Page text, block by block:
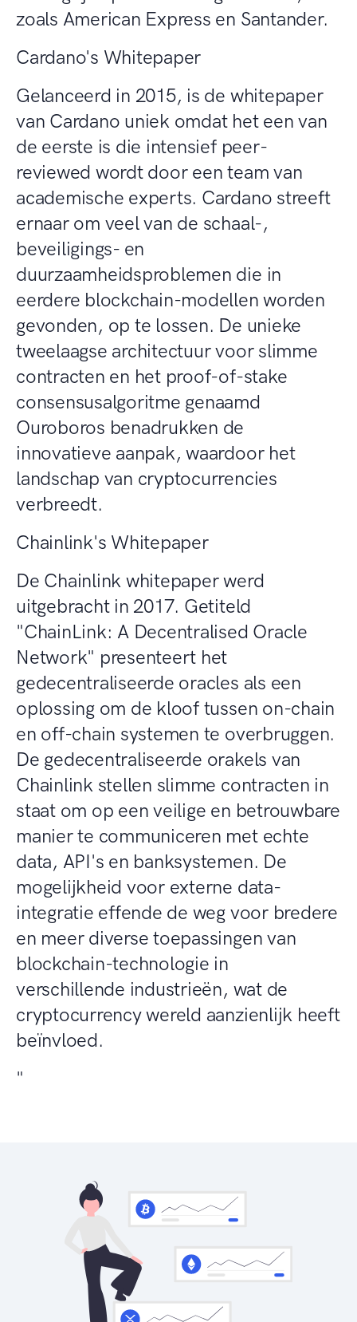
zoals American Express en Santander.
Cardano's Whitepaper
Gelanceerd in 2015, is de whitepaper
van Cardano uniek omdat het een van
de eerste is die intensief peer-
reviewed wordt door een team van
academische experts. Cardano streeft
ernaar om veel van de schaal-,
beveiligings- en
duurzaamheidsproblemen die in
eerdere blockchain-modellen worden
gevonden, op te lossen. De unieke
tweelaagse architectuur voor slimme
contracten en het proof-of-stake
consensusalgoritme genaamd
Ouroboros benadrukken de
innovatieve aanpak, waardoor het
landschap van cryptocurrencies
verbreedt.
Chainlink's Whitepaper
De Chainlink whitepaper werd
uitgebracht in 2017. Getiteld
"ChainLink: A Decentralised Oracle
Network" presenteert het
gedecentraliseerde oracles als een
oplossing om de kloof tussen on-chain
en off-chain systemen te overbruggen.
De gedecentraliseerde orakels van
Chainlink stellen slimme contracten in
staat om op een veilige en betrouwbare
manier te communiceren met echte
data, API's en banksystemen. De
mogelijkheid voor externe data-
integratie effende de weg voor bredere
en meer diverse toepassingen van
blockchain-technologie in
verschillende industrieën, wat de
cryptocurrency wereld aanzienlijk heeft
beïnvloed.
"